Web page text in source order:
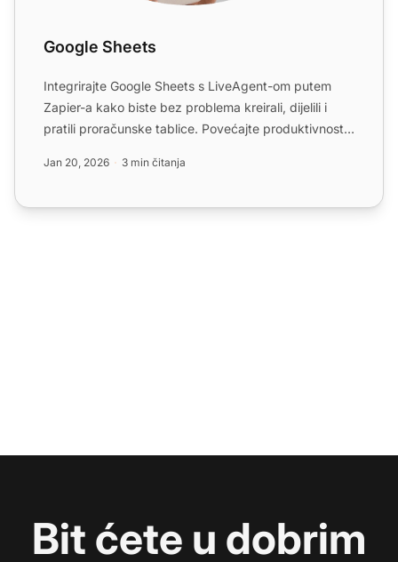
Google Sheets
Integrirajte Google Sheets s LiveAgent-om putem
Zapier-a kako biste bez problema kreirali, dijelili i
pratili proračunske tablice. Povećajte produktivnost
Jan 20, 2026 3 min čitanja
Bit ćete u dobrim